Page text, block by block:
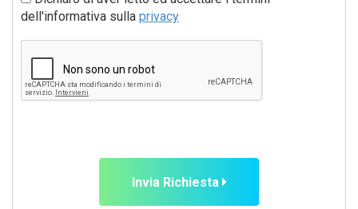
dell'informativa sulla privacy
Invia Richiesta